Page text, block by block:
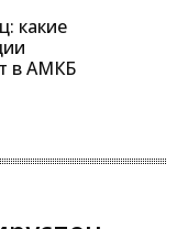
какие
в АМКБ